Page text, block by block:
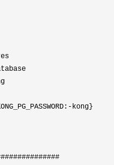
-kong}